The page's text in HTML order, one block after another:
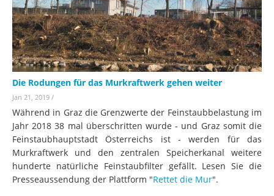
Die Rodungen für das Murkraftwerk gehen weiter
Jan 21, 2019 /
Während in Graz die Grenzwerte der Feinstaubbelastung im
Jahr 2018 38 mal überschritten wurde - und Graz somit die
Feinstaubhauptstadt Österreichs ist - werden für das
Murkraftwerk und den zentralen Speicherkanal weitere
hunderte natürliche Feinstaubfilter gefällt. Lesen Sie die
Presseaussendung der Plattform "Rettet die Mur".